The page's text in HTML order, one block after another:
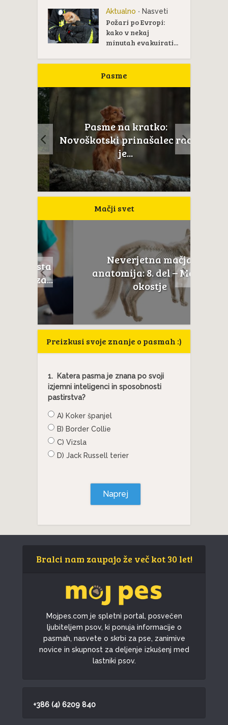
Aktualno • Nasveti
Požari po Evropi:
kako v nekaj
minutah evakuirati...
Pasme
Pasme na kratko:
Novoškotski prinašalec rac
je...
Mačji svet
Neverjetna mačja
anatomija: 8. del – Mačje
okostje
Preizkusi svoje znanje o pasmah :)
1.
Katera pasma je znana po svoji
izjemni inteligenci in sposobnosti
pastirstva?
A) Koker španjel
B) Border Collie
C) Vizsla
D) Jack Russell terier
Naprej
Bralci nam zaupajo že več kot 30 let!
Mojpes.com je spletni portal, posvečen
ljubiteljem psov, ki ponuja informacije o
pasmah, nasvete o skrbi za pse, zanimive
novice in skupnost za deljenje izkušenj med
lastniki psov.
+386 (4) 6209 840